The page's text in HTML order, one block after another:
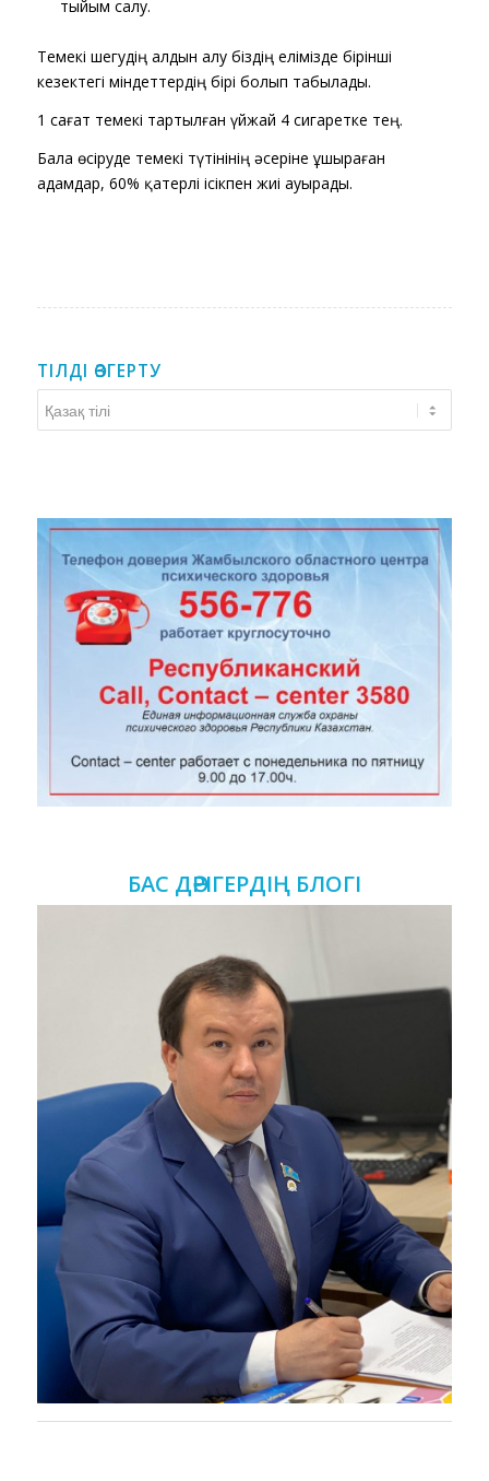
тыйым салу.
Темекі шегудің алдын алу біздің елімізде бірінші
кезектегі міндеттердің бірі болып табылады.
1 сағат темекі тартылған үйжай 4 сигаретке тең.
Бала өсіруде темекі түтінінің әсеріне ұшыраған
адамдар, 60% қатерлі ісікпен жиі ауырады.
ТІЛДІ ӨЗГЕРТУ
өзгерту
БАС ДӘРІГЕРДІҢ БЛОГІ